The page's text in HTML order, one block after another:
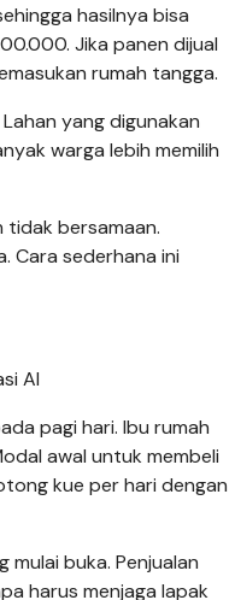
hasilnya bisa
Jika panen dijual
rumah tangga.
yang digunakan
warga lebih memilih
bersamaan.
Cara sederhana ini
AI
pagi hari. Ibu rumah
awal untuk membeli
kue per hari dengan
buka. Penjualan
harus menjaga lapak